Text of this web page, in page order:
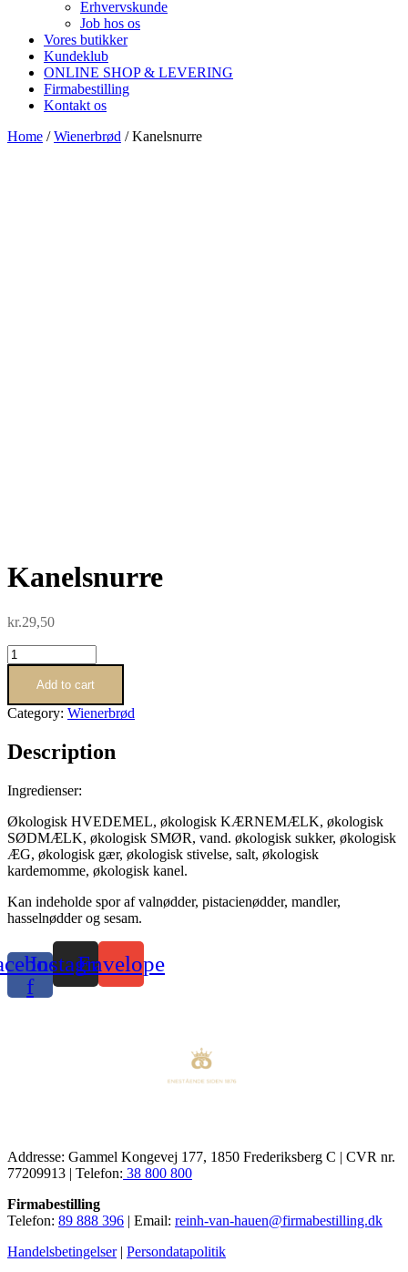
Erhvervskunde
Job hos os
Vores butikker
Kundeklub
ONLINE SHOP & LEVERING
Firmabestilling
Kontakt os
Home /Wienerbrød / Kanelsnurre
Kanelsnurre
kr.29,50
Kanelsnurre
quantity
Add to cart
Category: Wienerbrød
Description
Ingredienser:
Økologisk HVEDEMEL, økologisk KÆRNEMÆLK, økologisk
SØDMÆLK, økologisk SMØR, vand. økologisk sukker, økologisk
ÆG, økologisk gær, økologisk stivelse, salt, økologisk
kardemomme, økologisk kanel.
Kan indeholde spor af valnødder, pistacienødder, mandler,
hasselnødder og sesam.
f
InstagramEnvelope
Addresse: Gammel Kongevej 177, 1850 Frederiksberg C | CVR nr.
77209913 | Telefon: 38 800 800
Firmabestilling
Telefon: 89 888 396 | Email: reinh-van-hauen@firmabestilling.dk
Handelsbetingelser| Persondatapolitik